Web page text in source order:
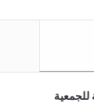
للجمعية